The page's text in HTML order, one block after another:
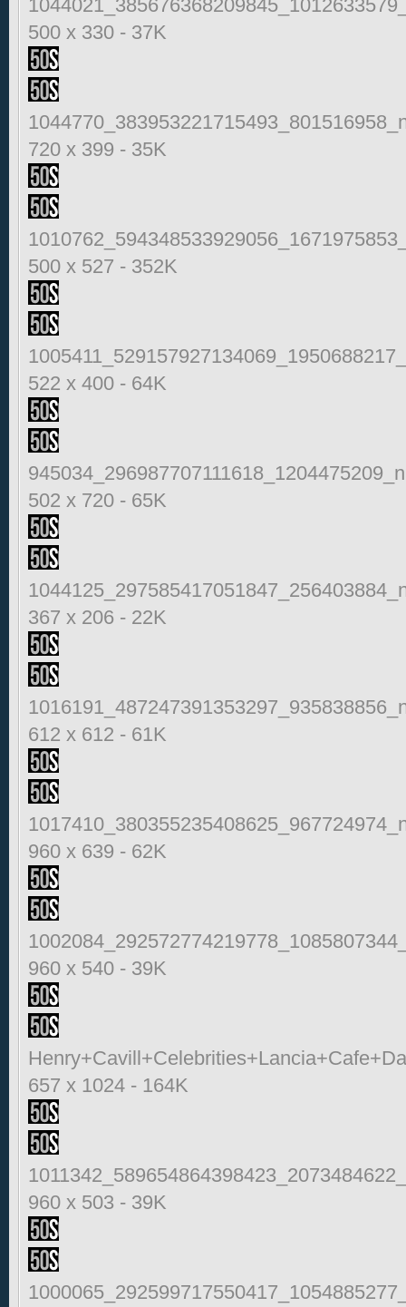
500 x 330 - 37K
720 x 399 - 35K
500 x 527 - 352K
522 x 400 - 64K
502 x 720 - 65K
367 x 206 - 22K
612 x 612 - 61K
960 x 639 - 62K
960 x 540 - 39K
657 x 1024 - 164K
960 x 503 - 39K